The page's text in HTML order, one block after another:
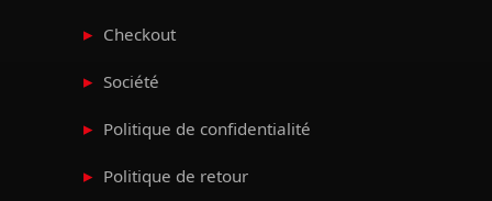
Checkout
Société
Politique de confidentialité
Politique de retour